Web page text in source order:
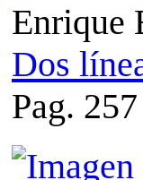
Enrique
Dos
Pag. 257